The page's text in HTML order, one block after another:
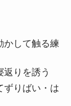
して触る練
りを誘う
りばい・は